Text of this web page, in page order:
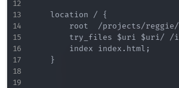
    location / {
root  /projects/
try_files $uri $uri/ /
        index index.html;
    }